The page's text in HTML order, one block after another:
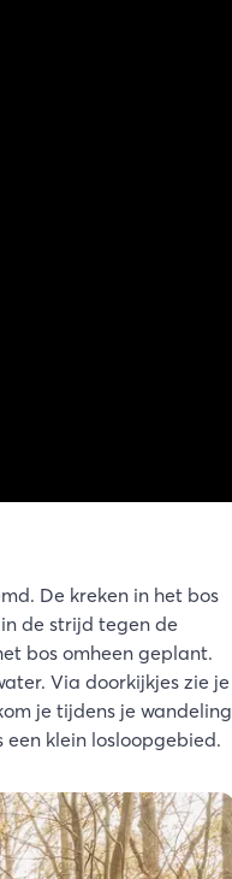
De kreken in het bos
de strijd tegen de
bos omheen geplant.
Via doorkijkjes zie je
je tijdens je wandeling
klein losloopgebied.